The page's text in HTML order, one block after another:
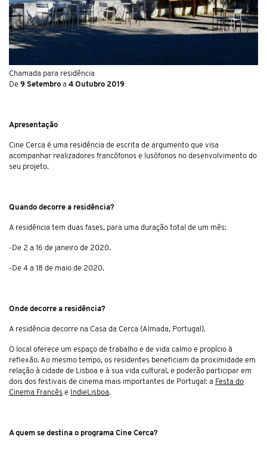
Chamada para residência
De 9 Setembro a 4 Outubro 2019
Apresentação
Cine Cerca é uma residência de escrita de argumento que visa
acompanhar realizadores francófonos e lusófonos no desenvolvimento do
seu projeto.
Quando decorre a residência?
A residência tem duas fases, para uma duração total de um mês:
-De 2 a 16 de janeiro de 2020.
-De 4 a 18 de maio de 2020.
Onde decorre a residência?
A residência decorre na Casa da Cerca (Almada, Portugal).
O local oferece um espaço de trabalho e de vida calmo e propício à
reflexão. Ao mesmo tempo, os residentes beneficiam da proximidade em
relação à cidade de Lisboa e à sua vida cultural, e poderão participar em
dois dos festivais de cinema mais importantes de Portugal: a Festa do
Cinema Francês e IndieLisboa.
A quem se destina o programa Cine Cerca?